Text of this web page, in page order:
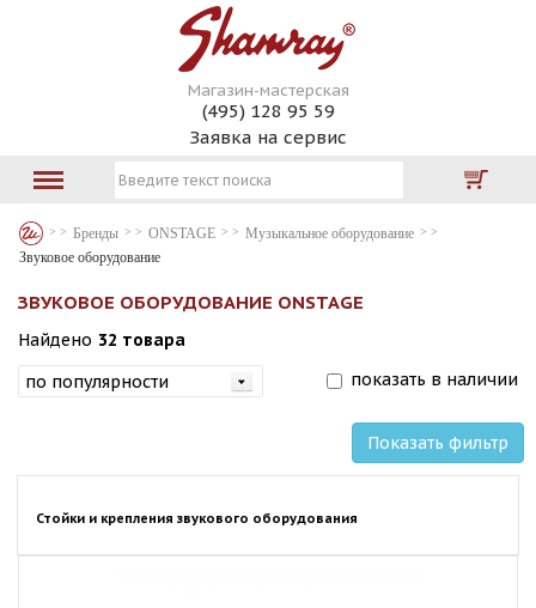
Магазин-мастерская
(495) 128 95 59
Заявка на сервис
Бренды ONSTAGE
Музыкальное оборудование
Звуковое оборудование
ЗВУКОВОЕ ОБОРУДОВАНИЕ ONSTAGE
Найдено 32 товара
показать в наличии
Показать фильтр
Стойки и крепления звукового оборудования